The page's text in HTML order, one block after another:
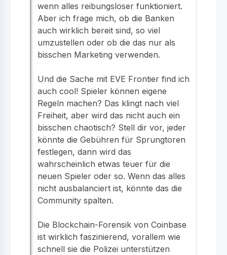
wenn alles reibungsloser funktioniert.
Aber ich frage mich, ob die Banken
auch wirklich bereit sind, so viel
umzustellen oder ob die das nur als
bisschen Marketing verwenden.
Und die Sache mit EVE Frontier find ich
auch cool! Spieler können eigene
Regeln machen? Das klingt nach viel
Freiheit, aber wird das nicht auch ein
bisschen chaotisch? Stell dir vor, jeder
könnte die Gebühren für Sprungtoren
festlegen, dann wird das
wahrscheinlich etwas teuer für die
neuen Spieler oder so. Wenn das alles
nicht ausbalanciert ist, könnte das die
Community spalten.
Die Blockchain-Forensik von Coinbase
ist wirklich faszinierend, vorallem wie
schnell sie die Polizei unterstützen